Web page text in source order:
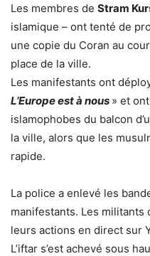
Les membres de Stram
islamique – ont tenté de
une copie du Coran au
place de la ville.
Les manifestants ont
L’Europe est à nous » et
islamophobes du balcon
la ville, alors que les
rapide.
La police a enlevé les
manifestants. Les militants
leurs actions en direct sur
L’iftar s’est achevé sous